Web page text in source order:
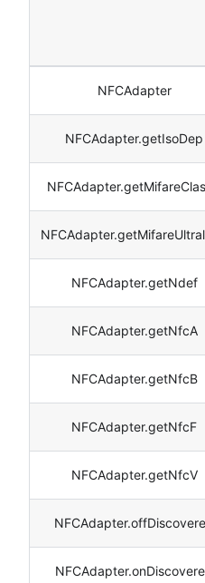
NFCAdapter
NFCAdapter.getIsoDep
NFCAdapter.getNdef
NFCAdapter.getNfcA
NFCAdapter.getNfcB
NFCAdapter.getNfcF
NFCAdapter.getNfcV